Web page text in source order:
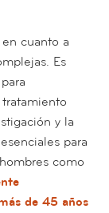
cuanto a
Es
y la
para
como
de 45 años